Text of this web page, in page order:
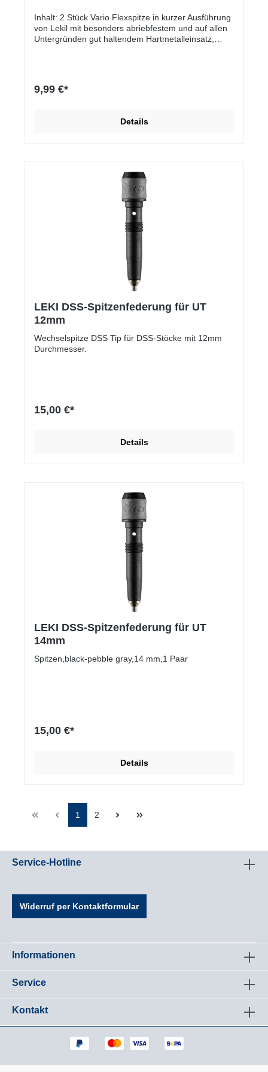
Inhalt: 2 Stück Vario Flexspitze in kurzer Ausführung
von Lekil mit besonders abriebfestem und auf allen
Untergründen gut haltendem Hartmetalleinsatz,
9,99 €*
Details
LEKI DSS-Spitzenfederung für UT
12mm
Wechselspitze DSS Tip für DSS-Stöcke mit 12mm
Durchmesser.
15,00 €*
Details
LEKI DSS-Spitzenfederung für UT
14mm
Spitzen,black-pebble gray,14 mm,1 Paar
15,00 €*
Details
1 2
Service-Hotline
Widerruf per Kontaktformular
Informationen
Service
Kontakt